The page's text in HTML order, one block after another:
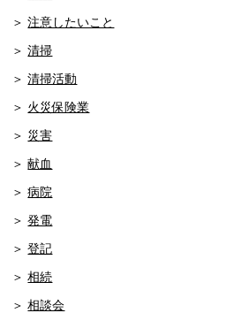
注意したいこと
清掃
清掃活動
火災保険業
災害
献血
病院
発電
登記
相続
相談会